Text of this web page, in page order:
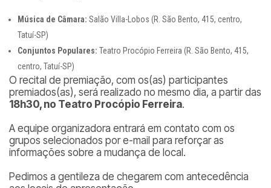
Música de Câmara: Salão Villa-Lobos (R. São Bento, 415, centro,
Tatuí-SP)
Conjuntos Populares: Teatro Procópio Ferreira (R. São Bento, 415,
centro, Tatuí-SP)
O recital de premiação, com os(as) participantes
premiados(as), será realizado no mesmo dia, a partir das
18h30, no Teatro Procópio Ferreira.
A equipe organizadora entrará em contato com os
grupos selecionados por e-mail para reforçar as
informações sobre a mudança de local.
Pedimos a gentileza de chegarem com antecedência